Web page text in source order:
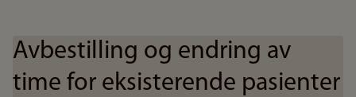
Avbestilling og endring av
time for eksisterende pasienter